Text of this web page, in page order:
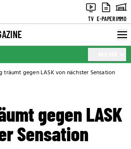
TV E-PAPERIMMO
träumt gegen LASK von nächster Sensation
gegen LASK
Sensation